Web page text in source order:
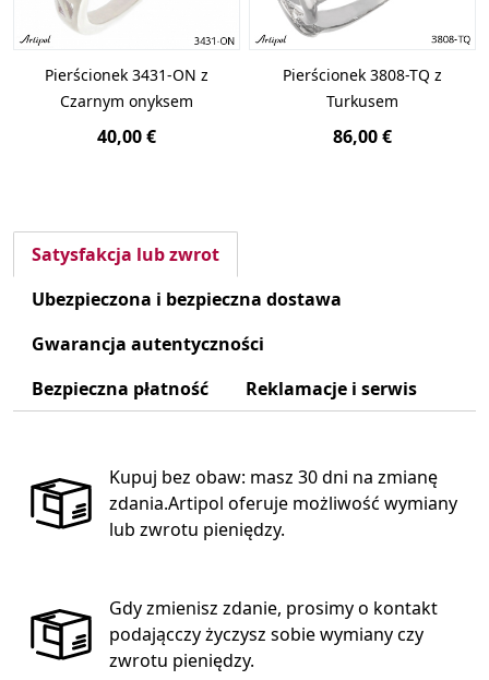
Pierścionek 3431-ON z
Czarnym onyksem
40,00 €
Pierścionek 3808-TQ z
Turkusem
86,00 €
Satysfakcja lub zwrot
Ubezpieczona i bezpieczna dostawa
Gwarancja autentyczności
Bezpieczna płatność
Reklamacje i serwis
Kupuj bez obaw: masz 30 dni na zmianę
zdania.Artipol oferuje możliwość wymiany
lub zwrotu pieniędzy.
Gdy zmienisz zdanie, prosimy o kontakt
podającczy życzysz sobie wymiany czy
zwrotu pieniędzy.